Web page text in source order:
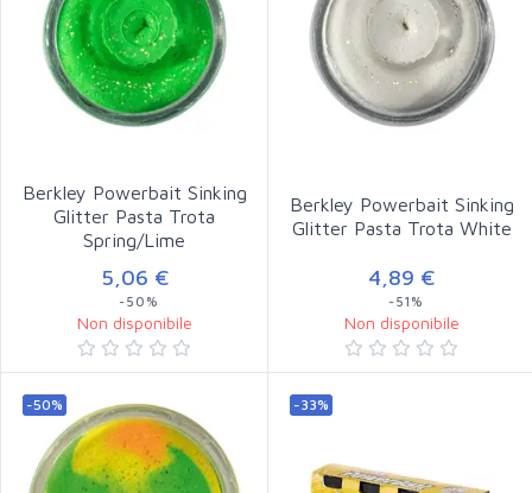
Berkley Powerbait Sinking
Glitter Pasta Trota
Spring/Lime
5,06 €
-50%
Non disponibile
Berkley Powerbait Sinking
Glitter Pasta Trota White
4,89 €
-51%
Non disponibile
-50% -33%